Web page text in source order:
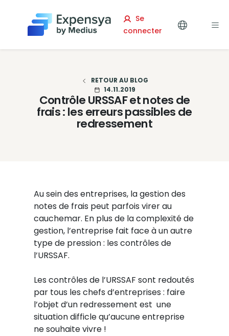
Expensya
Se
connecter
RETOUR AU BLOG
14.11.2019
Contrôle URSSAF et notes de
frais : les erreurs passibles de
redressement
Au sein des entreprises, la gestion des
notes de frais peut parfois virer au
cauchemar. En plus de la complexité de
gestion, l’entreprise fait face à un autre
type de pression : les contrôles de
l’URSSAF.
Les contrôles de l’URSSAF sont redoutés
par tous les chefs d’entreprises : faire
l’objet d’un redressement est une
situation difficle qu’aucune entreprise
ne souhaite vivre !